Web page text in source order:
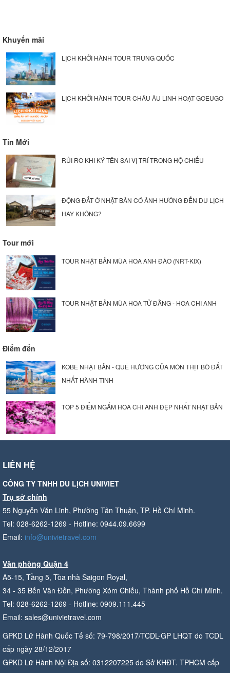
Khuyến mãi
LỊCH KHỞI HÀNH TOUR TRUNG QUỐC
LỊCH KHỞI HÀNH TOUR CHÂU ÂU LINH HOẠT GOEUGO
Tin Mới
RỦI RO KHI KÝ TÊN SAI VỊ TRÍ TRONG HỘ CHIẾU
ĐỘNG ĐẤT Ở NHẬT BẢN CÓ ẢNH HƯỞNG ĐẾN DU LỊCH
HAY KHÔNG?
Tour mới
TOUR NHẬT BẢN MÙA HOA ANH ĐÀO (NRT-KIX)
TOUR NHẬT BẢN MÙA HOA TỬ ĐẰNG - HOA CHI ANH
Điểm đến
KOBE NHẬT BẢN - QUÊ HƯƠNG CỦA MÓN THỊT BÒ ĐẮT
NHẤT HÀNH TINH
TOP 5 ĐIỂM NGẮM HOA CHI ANH ĐẸP NHẤT NHẬT BẢN
LIÊN HỆ
CÔNG TY TNHH DU LỊCH UNIVIET
Trụ sở chính
55 Nguyễn Văn Linh, Phường Tân Thuận, TP. Hồ Chí Minh.
Tel: 028-6262-1269 - Hotline: 0944.09.6699
Email: info@univietravel.com
Văn phòng Quận 4
A5-15, Tầng 5, Tòa nhà Saigon Royal,
34 - 35 Bến Vân Đồn, Phường Xóm Chiếu, Thành phố Hồ Chí Minh.
Tel: 028-6262-1269 - Hotline: 0909.111.445
Email: sales@univietravel.com
GPKD Lữ Hành Quốc Tế số: 79-798/2017/TCDL-GP LHQT do TCDL
cấp ngày 28/12/2017
GPKD Lữ Hành Nội Địa số: 0312207225 do Sở KHĐT. TPHCM cấp